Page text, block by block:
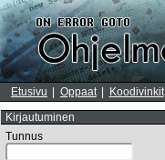
Etusivu Oppaat Koodivinkit
Kirjautuminen
Tunnus